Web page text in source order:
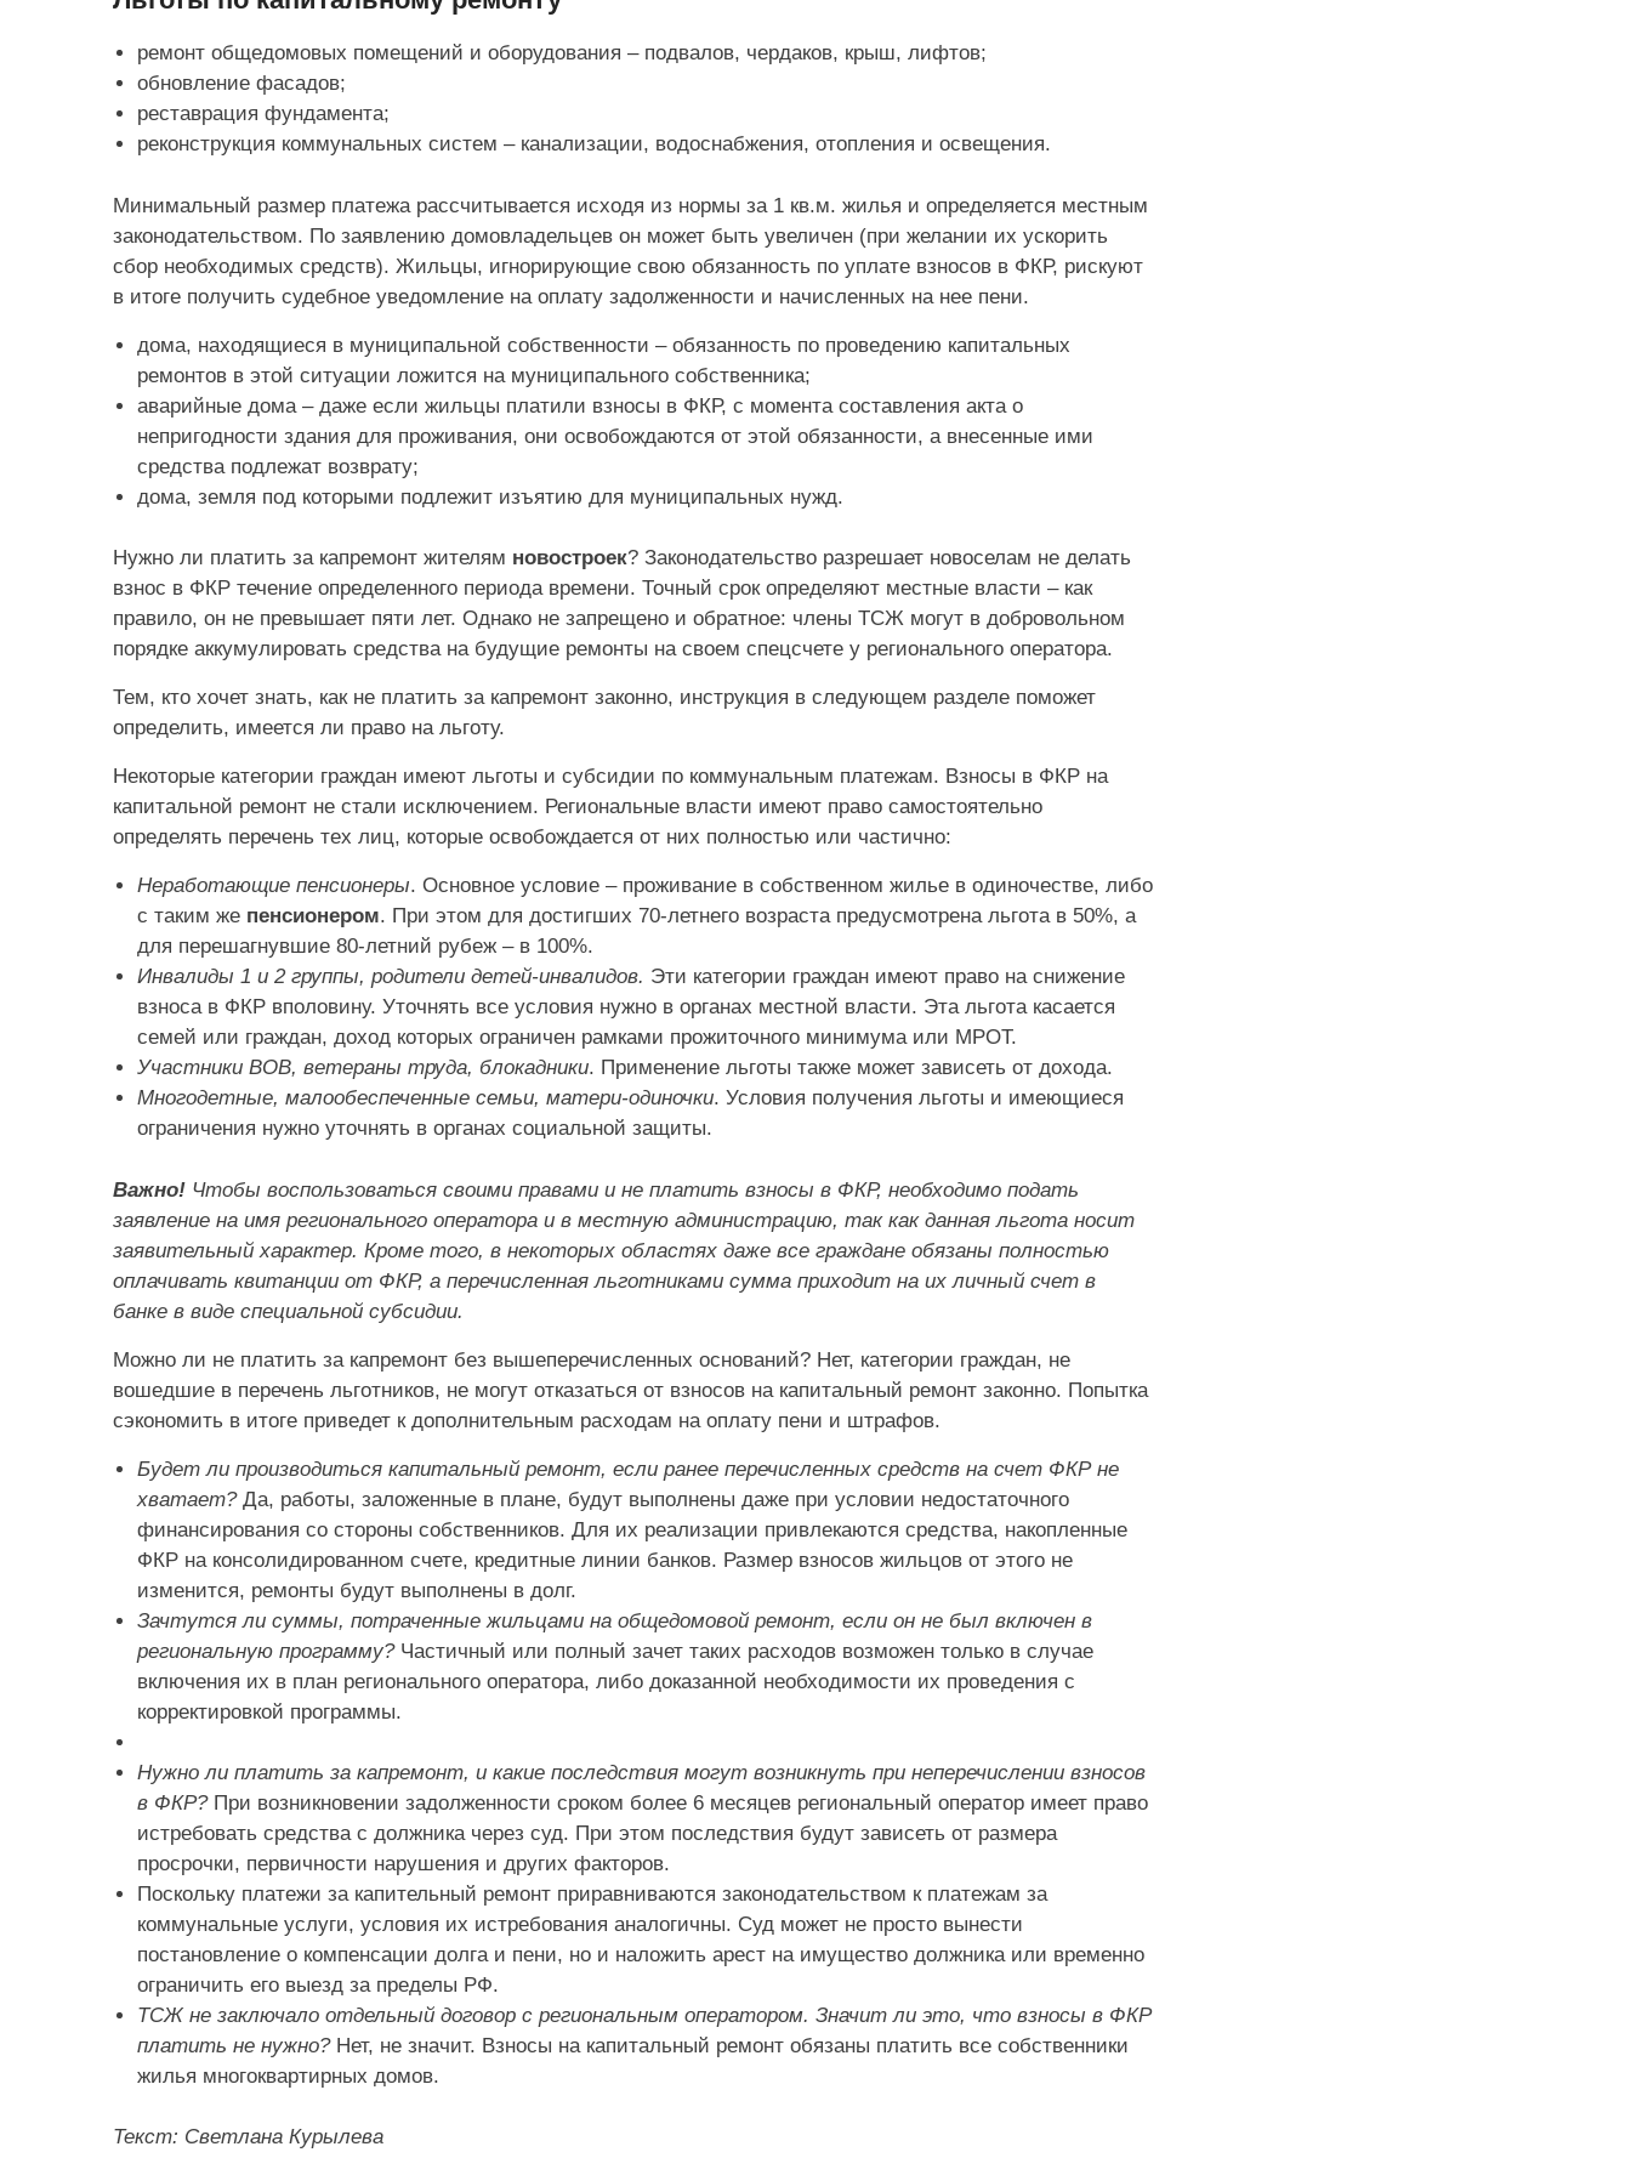
ремонт общедомовых помещений и оборудования – подвалов, чердаков, крыш, лифтов;
обновление фасадов;
реставрация фундамента;
реконструкция коммунальных систем – канализации, водоснабжения, отопления и освещения.
Минимальный размер платежа рассчитывается исходя из нормы за 1 кв.м. жилья и определяется местным
законодательством. По заявлению домовладельцев он может быть увеличен (при желании их ускорить
сбор необходимых средств). Жильцы, игнорирующие свою обязанность по уплате взносов в ФКР, рискуют
в итоге получить судебное уведомление на оплату задолженности и начисленных на нее пени.
дома, находящиеся в муниципальной собственности – обязанность по проведению капитальных
ремонтов в этой ситуации ложится на муниципального собственника;
аварийные дома – даже если жильцы платили взносы в ФКР, с момента составления акта о
непригодности здания для проживания, они освобождаются от этой обязанности, а внесенные ими
средства подлежат возврату;
дома, земля под которыми подлежит изъятию для муниципальных нужд.
Нужно ли платить за капремонт жителям новостроек? Законодательство разрешает новоселам не делать
взнос в ФКР течение определенного периода времени. Точный срок определяют местные власти – как
правило, он не превышает пяти лет. Однако не запрещено и обратное: члены ТСЖ могут в добровольном
порядке аккумулировать средства на будущие ремонты на своем спецсчете у регионального оператора.
Тем, кто хочет знать, как не платить за капремонт законно, инструкция в следующем разделе поможет
определить, имеется ли право на льготу.
Некоторые категории граждан имеют льготы и субсидии по коммунальным платежам. Взносы в ФКР на
капитальной ремонт не стали исключением. Региональные власти имеют право самостоятельно
определять перечень тех лиц, которые освобождается от них полностью или частично:
Неработающие пенсионеры. Основное условие – проживание в собственном жилье в одиночестве, либо
с таким же пенсионером. При этом для достигших 70-летнего возраста предусмотрена льгота в 50%, а
для перешагнувшие 80-летний рубеж – в 100%.
Инвалиды 1 и 2 группы, родители детей-инвалидов. Эти категории граждан имеют право на снижение
взноса в ФКР вполовину. Уточнять все условия нужно в органах местной власти. Эта льгота касается
семей или граждан, доход которых ограничен рамками прожиточного минимума или МРОТ.
Участники ВОВ, ветераны труда, блокадники. Применение льготы также может зависеть от дохода.
Многодетные, малообеспеченные семьи, матери-одиночки. Условия получения льготы и имеющиеся
ограничения нужно уточнять в органах социальной защиты.
Важно! Чтобы воспользоваться своими правами и не платить взносы в ФКР, необходимо подать
заявление на имя регионального оператора и в местную администрацию, так как данная льгота носит
заявительный характер. Кроме того, в некоторых областях даже все граждане обязаны полностью
оплачивать квитанции от ФКР, а перечисленная льготниками сумма приходит на их личный счет в
банке в виде специальной субсидии.
Можно ли не платить за капремонт без вышеперечисленных оснований? Нет, категории граждан, не
вошедшие в перечень льготников, не могут отказаться от взносов на капитальный ремонт законно. Попытка
сэкономить в итоге приведет к дополнительным расходам на оплату пени и штрафов.
Будет ли производиться капитальный ремонт, если ранее перечисленных средств на счет ФКР не
хватает?Да, работы, заложенные в плане, будут выполнены даже при условии недостаточного
финансирования со стороны собственников. Для их реализации привлекаются средства, накопленные
ФКР на консолидированном счете, кредитные линии банков. Размер взносов жильцов от этого не
изменится, ремонты будут выполнены в долг.
Зачтутся ли суммы, потраченные жильцами на общедомовой ремонт, если он не был включен в
региональную программу? Частичный или полный зачет таких расходов возможен только в случае
включения их в план регионального оператора, либо доказанной необходимости их проведения с
корректировкой программы.
Нужно ли платить за капремонт, и какие последствия могут возникнуть при неперечислении взносов
в ФКР? При возникновении задолженности сроком более 6 месяцев региональный оператор имеет право
истребовать средства с должника через суд. При этом последствия будут зависеть от размера
просрочки, первичности нарушения и других факторов.
Поскольку платежи за капительный ремонт приравниваются законодательством к платежам за
коммунальные услуги, условия их истребования аналогичны. Суд может не просто вынести
постановление о компенсации долга и пени, но и наложить арест на имущество должника или временно
ограничить его выезд за пределы РФ.
ТСЖ не заключало отдельный договор с региональным оператором. Значит ли это, что взносы в ФКР
платить не нужно? Нет, не значит. Взносы на капитальный ремонт обязаны платить все собственники
жилья многоквартирных домов.
Текст: Светлана Курылева